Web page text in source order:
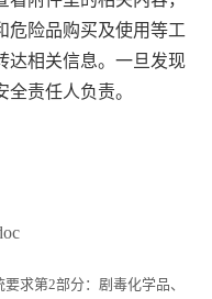
危险品购买及使用等工
达相关信息。一旦发现
责任人负责。
求第2部分：剧毒化学品、